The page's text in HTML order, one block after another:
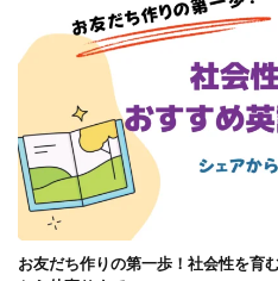
お友だち作りの第一歩！社会性を育